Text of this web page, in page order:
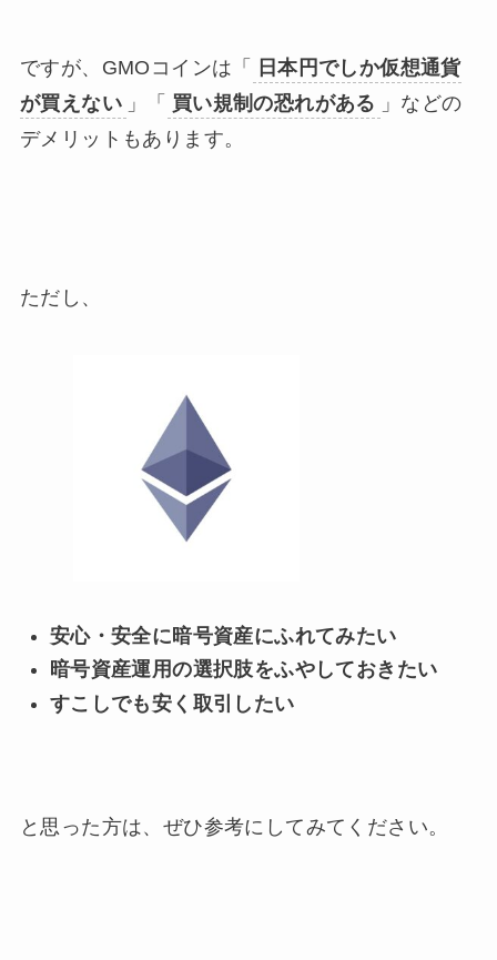
ですが、GMOコインは「
日本円でしか仮想通貨
が買えない 」「 買い規制の恐れがある 」などの
デメリットもあります。
ただし、
安心・安全に暗号資産にふれてみたい
暗号資産運用の選択肢をふやしておきたい
すこしでも安く取引したい
と思った方は、ぜひ参考にしてみてください。